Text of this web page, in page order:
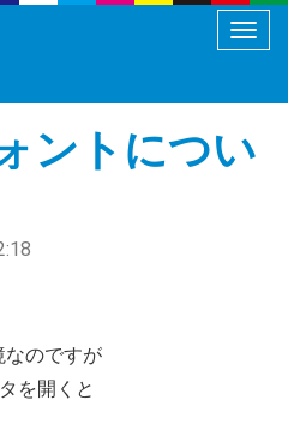
メ
ュ
ー
ントについ
なのですが
を開くと